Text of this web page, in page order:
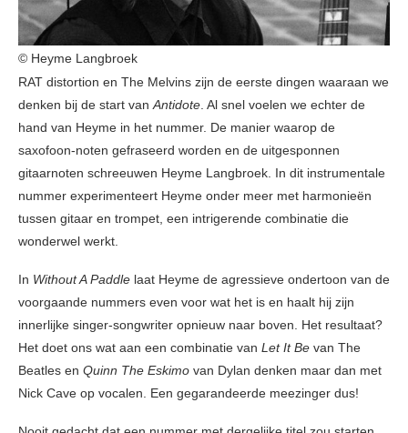
© Heyme Langbroek
RAT distortion en The Melvins zijn de eerste dingen waaraan we
denken bij de start vanAntidote. Al snel voelen we echter de
hand van Heyme in het nummer. De manier waarop de
saxofoon-noten gefraseerd worden en de uitgesponnen
gitaarnoten schreeuwen Heyme Langbroek. In dit instrumentale
nummer experimenteert Heyme onder meer met harmonieën
tussen gitaar en trompet, een intrigerende combinatie die
wonderwel werkt.
In Without A Paddle laat Heyme de agressieve ondertoon van de
voorgaande nummers even voor wat het is en haalt hij zijn
innerlijke singer-songwriter opnieuw naar boven. Het resultaat?
Het doet ons wat aan een combinatie van Let It Be van The
Beatles en Quinn The Eskimo van Dylan denken maar dan met
Nick Cave op vocalen. Een gegarandeerde meezinger dus!